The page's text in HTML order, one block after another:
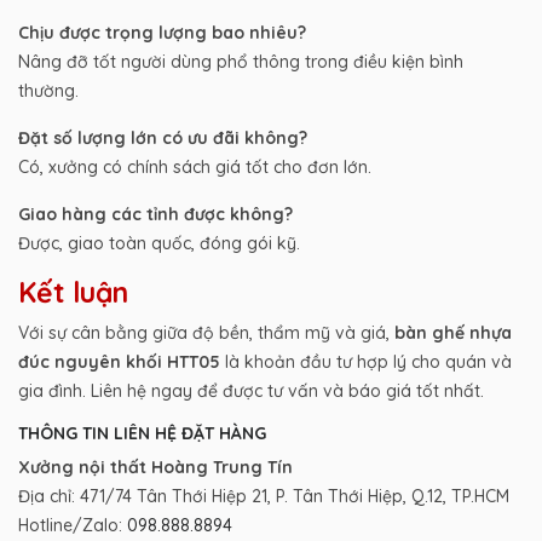
Chịu được trọng lượng bao nhiêu?
Nâng đỡ tốt người dùng phổ thông trong điều kiện bình
thường.
Đặt số lượng lớn có ưu đãi không?
Có, xưởng có chính sách giá tốt cho đơn lớn.
Giao hàng các tỉnh được không?
Được, giao toàn quốc, đóng gói kỹ.
Kết luận
Với sự cân bằng giữa độ bền, thẩm mỹ và giá, bàn ghế nhựa
đúc nguyên khối HTT05 là khoản đầu tư hợp lý cho quán và
gia đình. Liên hệ ngay để được tư vấn và báo giá tốt nhất.
THÔNG TIN LIÊN HỆ ĐẶT HÀNG
Xưởng nội thất Hoàng Trung Tín
Địa chỉ: 471/74 Tân Thới Hiệp 21, P. Tân Thới Hiệp, Q.12, TP.HCM
Hotline/Zalo: 098.888.8894